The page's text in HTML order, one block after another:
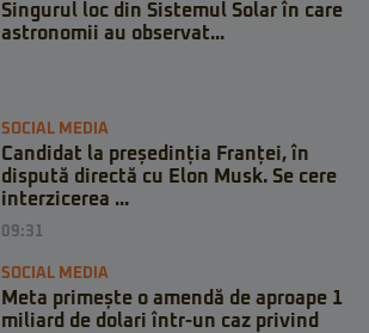
Singurul loc din Sistemul Solar în care
astronomii au observat...
SOCIAL MEDIA
Candidat la președinția Franței, în
dispută directă cu Elon Musk. Se cere
interzicerea ...
09:31
SOCIAL MEDIA
Meta primește o amendă de aproape 1
miliard de dolari într-un caz privind